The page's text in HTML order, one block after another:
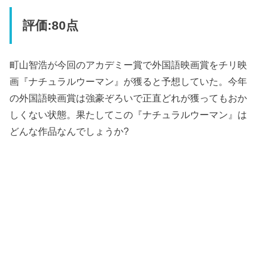
評価:80点
町山智浩が今回のアカデミー賞で外国語映画賞をチリ映
画『ナチュラルウーマン』が獲ると予想していた。今年
の外国語映画賞は強豪ぞろいで正直どれが獲ってもおか
しくない状態。果たしてこの『ナチュラルウーマン』は
どんな作品なんでしょうか?